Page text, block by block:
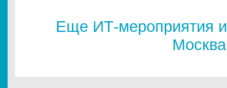
Еще ИТ-мероприятия
Москва